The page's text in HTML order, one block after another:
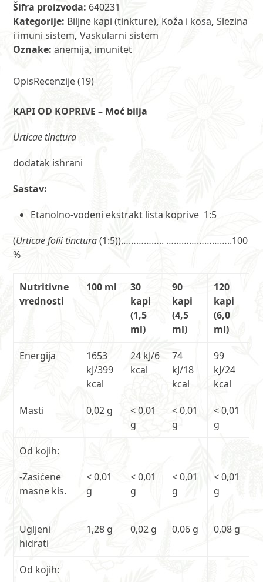
30
ml
količina
Šifra proizvoda: 640231
Kategorije: Biljne kapi (tinkture), Koža i kosa,Slezina
i imuni sistem,Vaskularni sistem
Oznake:anemija, imunitet
OpisRecenzije (19)
KAPI OD KOPRIVE – Moć bilja
Urticae tinctura
dodatak ishrani
Sastav:
Etanolno-vodeni ekstrakt lista koprive 1:5
(Urticae folii tinctura(1:5))…………….. ……………………..100
%
Nutritivne
vrednosti
100 ml
30
kapi
(1,5
ml)
90
kapi
(4,5
ml)
120
kapi
(6,0
ml)
Energija
1653
kJ/399
kcal
24 kJ/6
kcal
74
kJ/18
kcal
99
kJ/24
kcal
Masti 0,02 g
< 0,01
g
< 0,01
g
< 0,01
g
Od kojih:
-Zasićene
masne kis.
< 0,01
g
< 0,01
g
< 0,01
g
< 0,01
g
Ugljeni
hidrati
1,28 g 0,02 g 0,06 g 0,08 g
Od kojih: